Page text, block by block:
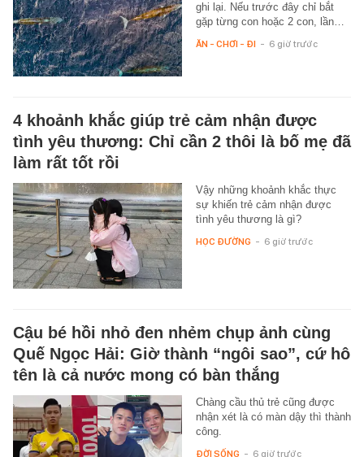
ghi lại. Nếu trước đây chỉ bắt
gặp từng con hoặc 2 con, lần…
ĂN - CHƠI - ĐI - 6 giờ trước
4 khoảnh khắc giúp trẻ cảm nhận được
tình yêu thương: Chỉ cần 2 thôi là bố mẹ đã
làm rất tốt rồi
Vậy những khoảnh khắc thực
sự khiến trẻ cảm nhận được
tình yêu thương là gì?
HỌC ĐƯỜNG - 6 giờ trước
Cậu bé hồi nhỏ đen nhẻm chụp ảnh cùng
Quế Ngọc Hải: Giờ thành “ngôi sao”, cứ hô
tên là cả nước mong có bàn thắng
Chàng cầu thủ trẻ cũng được
nhận xét là có màn dậy thì thành
công.
ĐỜI SỐNG - 6 giờ trước